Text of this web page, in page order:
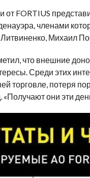
от FORTIUS
членами
Михаил
что внешние
Среди этих
торговле, потеря
«Получают они эти